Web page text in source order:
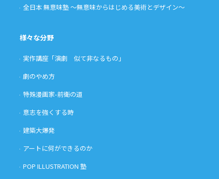
全日本 無意味塾 〜無意味からはじめる美術とデザイン〜
様々な分野
実作講座「演劇 似て非なるもの」
劇のやめ方
特殊漫画家-前衛の道
意志を強くする時
建築大爆発
アートに何ができるのか
POP ILLUSTRATION 塾